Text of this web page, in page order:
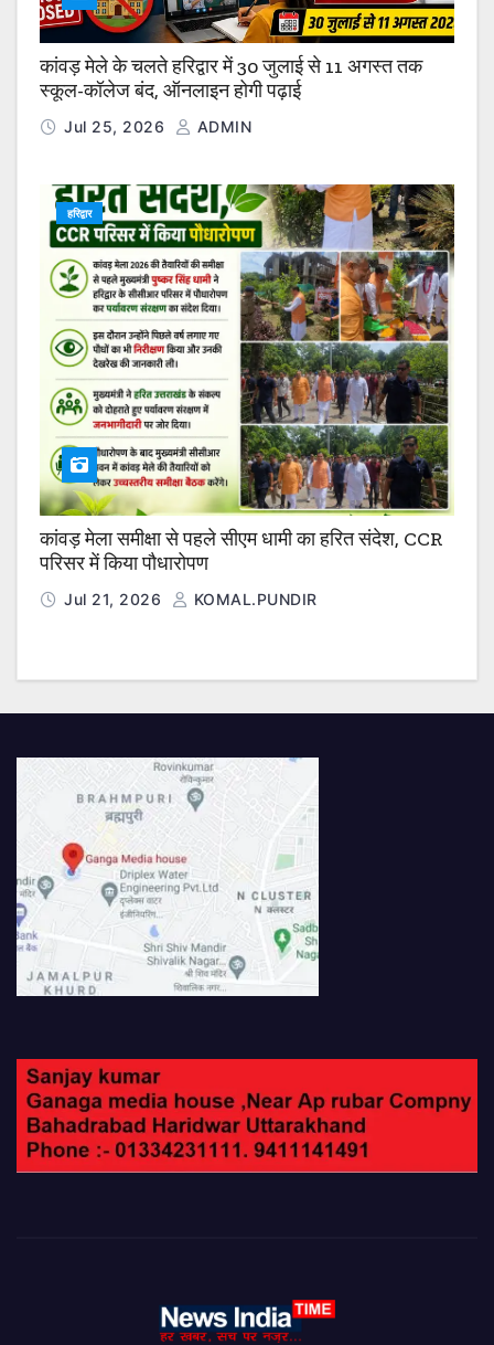
कांवड़ मेले के चलते हरिद्वार में 30 जुलाई से 11 अगस्त तक
स्कूल-कॉलेज बंद, ऑनलाइन होगी पढ़ाई
Jul 25, 2026 ADMIN
हरिद्वार
कांवड़ मेला समीक्षा से पहले सीएम धामी का हरित संदेश, CCR
परिसर में किया पौधारोपण
Jul 21, 2026 KOMAL.PUNDIR